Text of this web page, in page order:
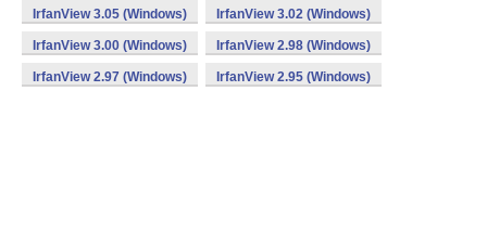
IrfanView 3.05 (Windows) IrfanView 3.02 (Windows)
IrfanView 3.00 (Windows) IrfanView 2.98 (Windows)
IrfanView 2.97 (Windows) IrfanView 2.95 (Windows)